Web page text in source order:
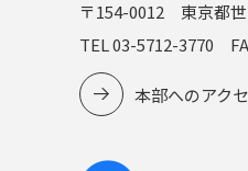
〒154-0012 東京都
TEL 03-5712-3770
本部へのアク